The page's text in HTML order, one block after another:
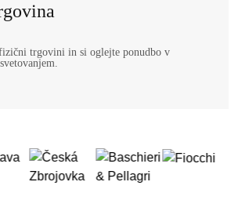
trgovini in si oglejte ponudbo v